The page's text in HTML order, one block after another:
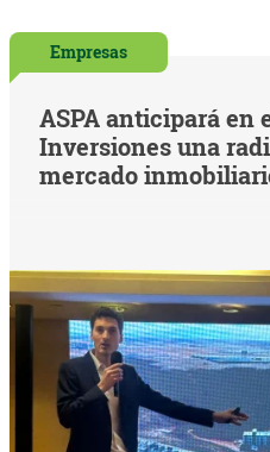
Empresas
ASPA anticipará en
Inversiones una
mercado